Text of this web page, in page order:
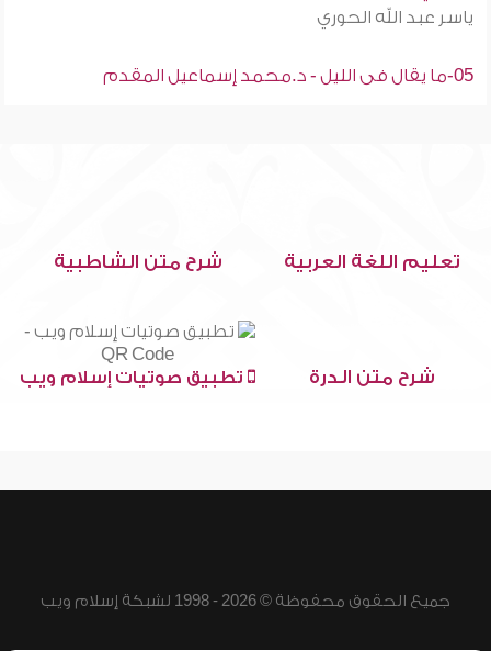
ياسر عبد الله الحوري
05-ما يقال فى الليل - د.محمد إسماعيل المقدم
تعليم اللغة العربية شرح متن الشاطبية
شرح متن الدرة تطبيق صوتيات إسلام ويب
جميع الحقوق محفوظة © 2026 - 1998 لشبكة إسلام ويب